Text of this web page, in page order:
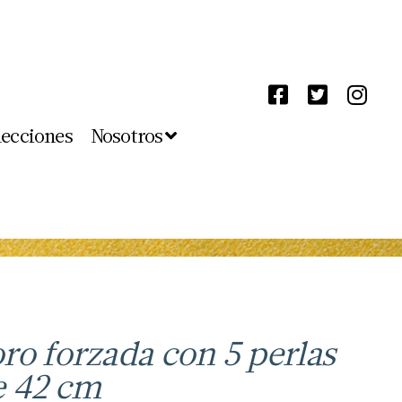
Nosotros
forzada con 5 perlas
42 cm